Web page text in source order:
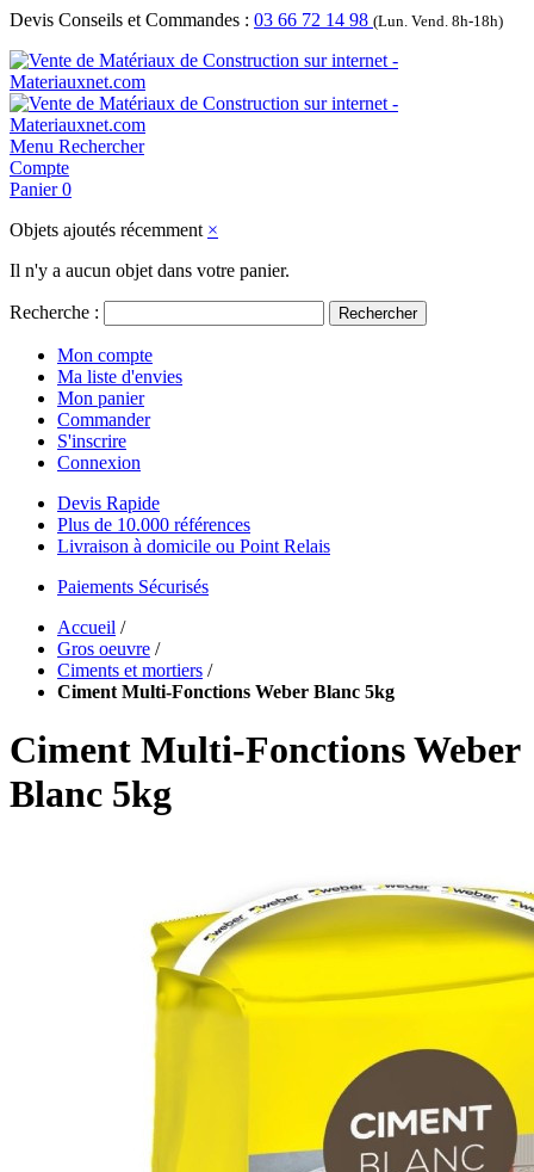
Devis Conseils et Commandes : 03 66 72 14 98 (Lun. Vend. 8h-18h)
Menu Rechercher
Compte
Panier 0
Objets ajoutés récemment ×
Il n'y a aucun objet dans votre panier.
Recherche : Rechercher
Mon compte
Ma liste d'envies
Mon panier
Commander
S'inscrire
Connexion
Devis Rapide
Plus de 10.000 références
Livraison à domicile ou Point Relais
Paiements Sécurisés
Accueil /
Gros oeuvre /
Ciments et mortiers /
Ciment Multi-Fonctions Weber Blanc 5kg
Ciment Multi-Fonctions Weber
Blanc 5kg